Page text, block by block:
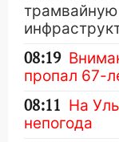
08:19
пропал 67-
08:11 На
непогода